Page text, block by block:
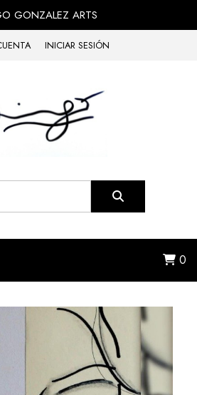
GONZALEZ ARTS
INICIAR SESIÓN
0